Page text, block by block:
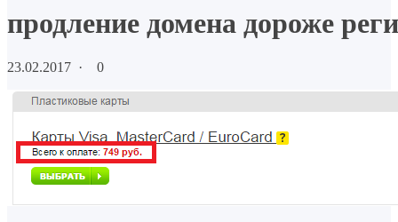
продление домена дороже
23.02.2017 · 0